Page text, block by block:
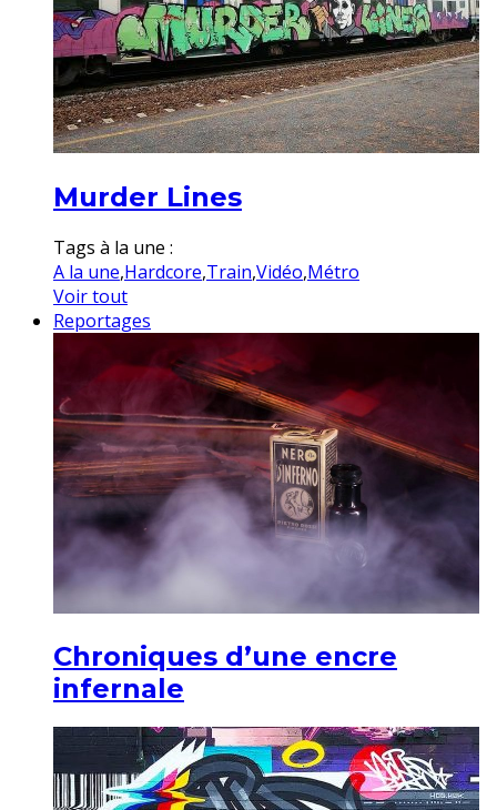
Murder Lines
Tags à la une :
A la une,Hardcore,Train,Vidéo,Métro
Voir tout
Reportages
Chroniques d’une encre
infernale